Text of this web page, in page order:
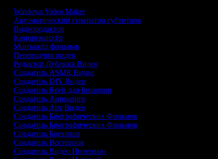
Windows Video Maker
Автоматический генератор субтитров
Видеоредактор
Кинорежиссёр
Монтажёр фильмов
Переводчик видео
Редактор Дубляжа Видео
Создатель ASMR Видео
Создатель DIY Видео
Создатель Reels для Instagram
Создатель Анимации
Создатель Арт Видео
Создатель Биографических Фильмов
Создатель Биографических Фильмов
Создатель Боевиков
Создатель Вестернов
Создатель Видео Интервью